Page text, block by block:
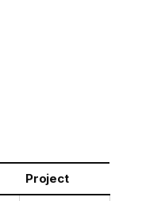
Project